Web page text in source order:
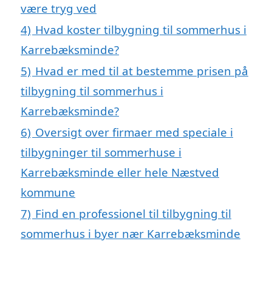
være tryg ved
4) Hvad koster tilbygning til sommerhus i
Karrebæksminde?
5) Hvad er med til at bestemme prisen på
tilbygning til sommerhus i
Karrebæksminde?
6) Oversigt over firmaer med speciale i
tilbygninger til sommerhuse i
Karrebæksminde eller hele Næstved
kommune
7) Find en professionel til tilbygning til
sommerhus i byer nær Karrebæksminde